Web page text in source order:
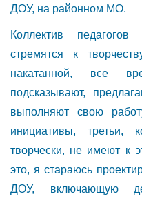
ДОУ, на районном МО.
Коллектив
стремятся к
накатанной, все
подсказывают,
выполняют свою
инициативы, третьи,
творчески, не имеют к
это, я стараюсь
ДОУ, включающую